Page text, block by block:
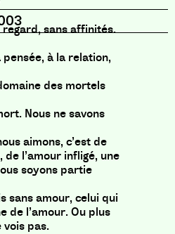
sans affinités.
pensée, à la relation,
des mortels
Nous ne savons
aimons, c’est de
de l’amour infligé, une
soyons partie
sans amour, celui qui
de l’amour. Ou plus
vois pas.